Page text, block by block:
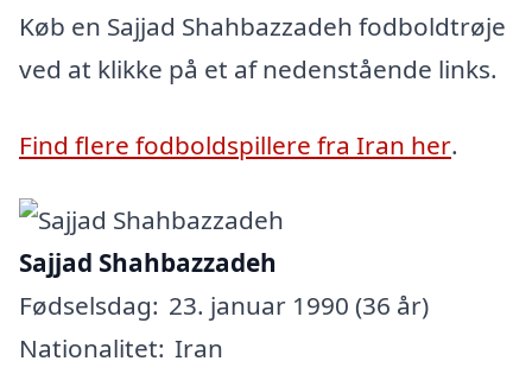
Køb en Sajjad Shahbazzadeh fodboldtrøje
ved at klikke på et af nedenstående links.
Find flere fodboldspillere fra Iran her.
Sajjad Shahbazzadeh
Fødselsdag: 23. januar 1990 (36 år)
Nationalitet: Iran